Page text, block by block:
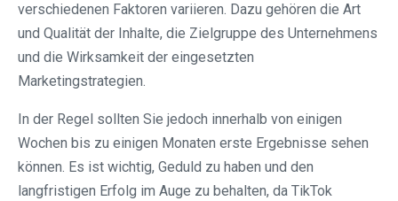
verschiedenen Faktoren variieren. Dazu gehören die Art
und Qualität der Inhalte, die Zielgruppe des Unternehmens
und die Wirksamkeit der eingesetzten
Marketingstrategien.
In der Regel sollten Sie jedoch innerhalb von einigen
Wochen bis zu einigen Monaten erste Ergebnisse sehen
können. Es ist wichtig, Geduld zu haben und den
langfristigen Erfolg im Auge zu behalten, da TikTok